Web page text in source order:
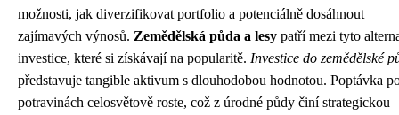
možnosti, jak diverzifikovat portfolio a potenciálně dosáhnout
zajímavých výnosů. Zemědělská půda a lesy patří mezi tyto
investice, které si získávají na popularitě. Investice do zemědělské
představuje tangible aktivum s dlouhodobou hodnotou. Poptávka
potravinách celosvětově roste, což z úrodné půdy činí strategickou